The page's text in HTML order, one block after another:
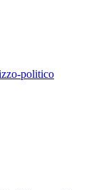
politico